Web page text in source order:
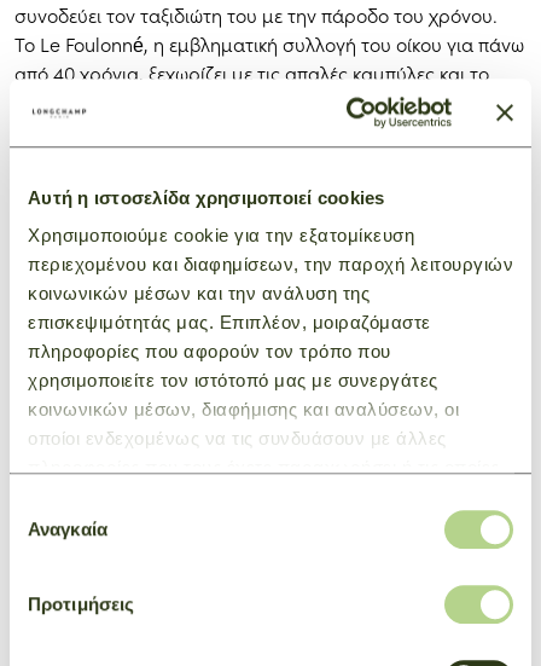
Αυτή η ιστοσελίδα χρησιμοποιεί cookies
Χρησιμοποιούμε cookie για την εξατομίκευση
περιεχομένου και διαφημίσεων, την παροχή λειτουργιών
κοινωνικών μέσων και την ανάλυση της
επισκεψιμότητάς μας. Επιπλέον, μοιραζόμαστε
πληροφορίες που αφορούν τον τρόπο που
χρησιμοποιείτε τον ιστότοπό μας με συνεργάτες
κοινωνικών μέσων, διαφήμισης και αναλύσεων, οι
οποίοι ενδεχομένως να τις συνδυάσουν με άλλες
των υπηρεσιών τους.
συγκατάθεσης
Αναγκαία
Προτιμήσεις
συνοδεύει τον ταξιδιώτη του με την πάροδο του χρόνου.
Το Le Foulonné, η εμβληματική συλλογή του οίκου για πάνω
από 40 χρόνια, ξεχωρίζει με τις απαλές καμπύλες και το
στρογγυλεμένο, εύπλαστο σχήμα του. Προσφέρεται σε μια
ποικιλία ουδέτερων, διαχρονικών αποχρώσεων, αυτή η θήκη
εκλεπτυσμένο, κλασικό στυλ που έχει αντέξει με χάρη στη
συλλογή αποπνέει κομψότητα, απαλότητα και φυσική
θηλυκότητα.
ΜΠΟΡΕΙ ΕΠΙΣΗΣ ΝΑ ΣΑΣ
ΕΝΔΙΑΦΕΡΕΙ